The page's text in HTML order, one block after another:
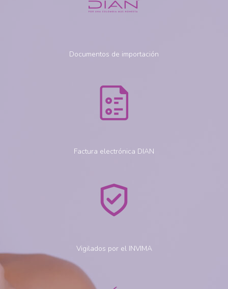
Documentos de importación
Factura electrónica DIAN
Vigilados por el INVIMA